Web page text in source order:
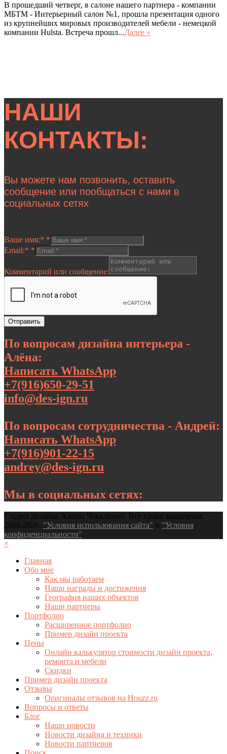
В прошедший четверг, в салоне нашего партнера - компании
МБТМ - Интерьерный салон №1, прошла презентация одного
из крупнейших мировых производителей мебели - немецкой
компании Hulsta. Встреча прошл...Далее »
НАШИ
КОНТАКТЫ:
Вы можете нам позвонить, оставить
сообщение или пообщаться с нами в
социальных сетях
Ваше имя:* *
Email:* *
Комментарий или сообщение:
Отправить
По вопросам дизайна интерьера -
Алёна:
Написать WhatsApp
+7(916)650-29-51
info@des-ign.ru
По вопросам сотрудничества - Андрей:
Написать WhatsApp
+7(916)901-22-15
andrey@des-ign.ru
Мы в социальных сетях:
Студия дизайна Алёны Чекалиной. Все права защищены.
2008-2026. "Условия использования сайта" и "Условия
конфиденциальности"
×
Главная
Обо мне
Как мы работаем
Наши награды и достижения
География наших объектов
Наши партнеры
Портфолио
Расширенное портфолио
Пример дизайн проекта
Цены
Онлайн калькулятор стоимости дизайн проекта,
ремонта и мебели
Скидки
Пример дизайн проекта
Отзывы
Оригиналы отзывов на Houzz.ru
Вопросы и ответы
Блог
Наши новости
Новости дизайна и техники
Новости партнеров